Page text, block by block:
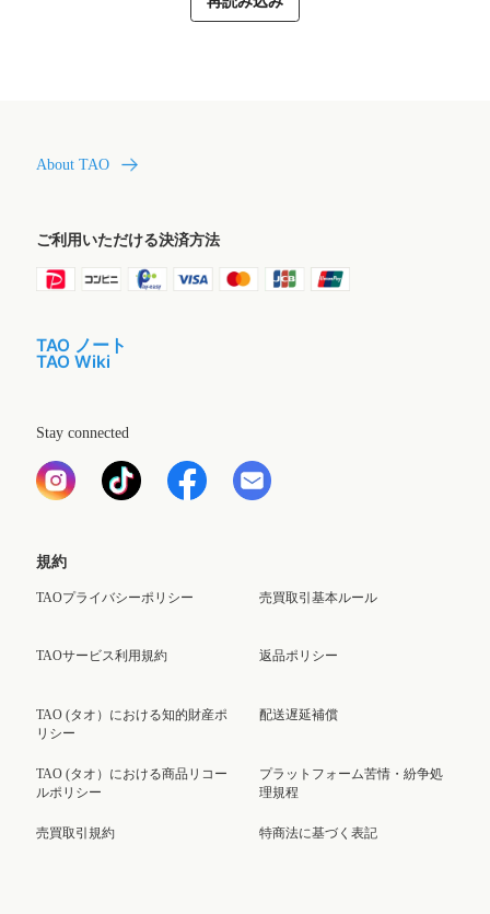
About TAO
ご利用いただける決済方法
TAO ノート
TAO Wiki
Stay connected
規約
TAOプライバシーポリシー
TAOサービス利用規約
TAO (タオ）における知的財産ポ
リシー
TAO (タオ）における商品リコー
ルポリシー
売買取引規約
売買取引基本ルール
返品ポリシー
配送遅延補償
プラットフォーム苦情・紛争処
理規程
特商法に基づく表記